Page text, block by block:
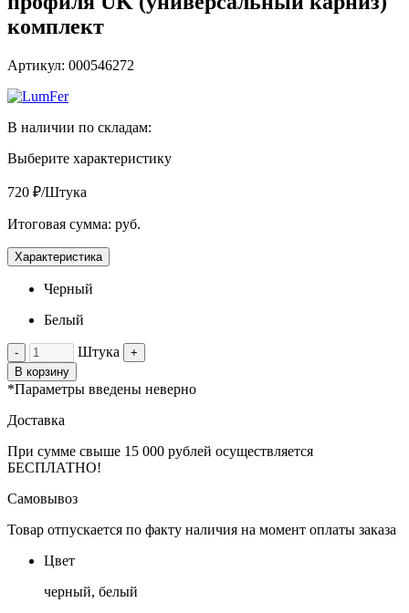
комплект
Артикул: 000546272
В наличии по складам:
Выберите характеристику
720 ₽/Штука
Итоговая сумма: руб.
Характеристика
Черный
Белый
- Штука
+
В корзину
*Параметры введены неверно
Доставка
При сумме свыше 15 000 рублей осуществляется
БЕСПЛАТНО!
Самовывоз
Товар отпускается по факту наличия на момент оплаты заказа
Цвет
черный, белый